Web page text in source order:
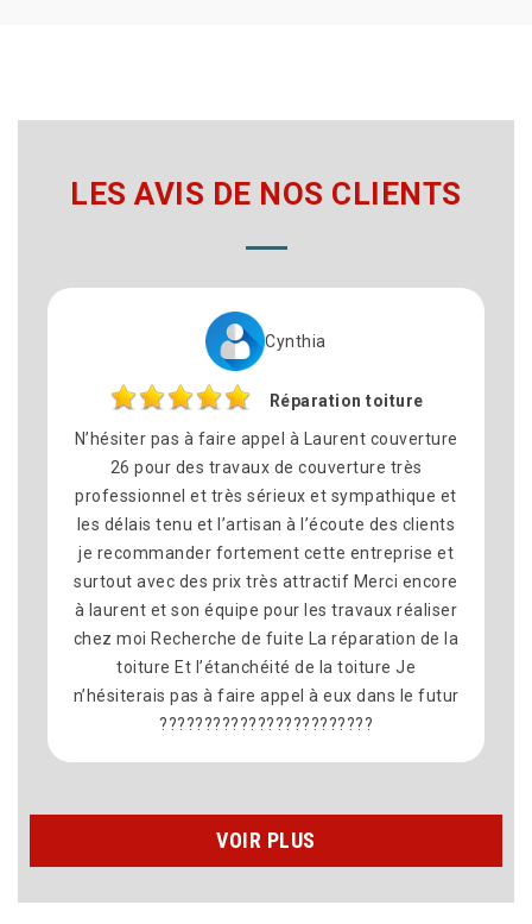
LES AVIS DE NOS CLIENTS
Cynthia
Réparation toiture
N’hésiter pas à faire appel à Laurent couverture
26 pour des travaux de couverture très
professionnel et très sérieux et sympathique et
les délais tenu et l’artisan à l’écoute des clients
je recommander fortement cette entreprise et
surtout avec des prix très attractif Merci encore
à laurent et son équipe pour les travaux réaliser
chez moi Recherche de fuite La réparation de la
toiture Et l’étanchéité de la toiture Je
n’hésiterais pas à faire appel à eux dans le futur
????????????????????????
VOIR PLUS